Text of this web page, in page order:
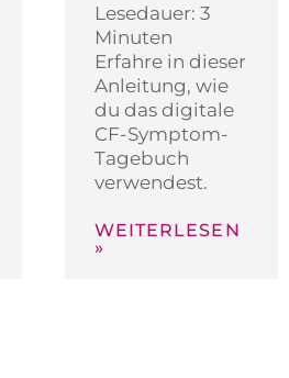
Lesedauer: 3
Minuten
Erfahre in dieser
Anleitung, wie
du das digitale
CF-Symptom-
Tagebuch
verwendest.
WEITERLESEN
»